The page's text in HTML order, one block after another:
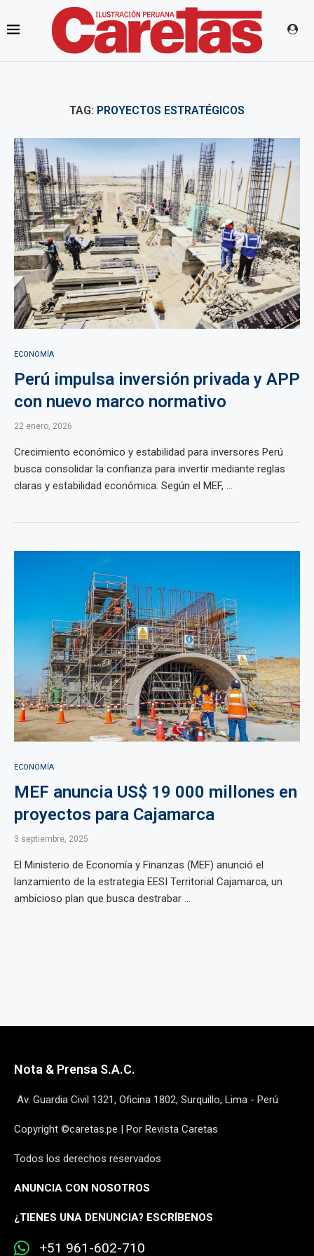
TAG: PROYECTOS ESTRATÉGICOS
ECONOMÍA
Perú impulsa inversión privada y APP
con nuevo marco normativo
22 enero, 2026
Crecimiento económico y estabilidad para inversores Perú
busca consolidar la confianza para invertir mediante reglas
claras y estabilidad económica. Según el MEF, ...
ECONOMÍA
MEF anuncia US$ 19 000 millones en
proyectos para Cajamarca
3 septiembre, 2025
El Ministerio de Economía y Finanzas (MEF) anunció el
lanzamiento de la estrategia EESI Territorial Cajamarca, un
ambicioso plan que busca destrabar ...
Nota & Prensa S.A.C.
Av. Guardia Civil 1321, Oficina 1802, Surquillo, Lima - Perú
Copyright ©caretas.pe | Por Revista Caretas
Todos los derechos reservados
ANUNCIA CON NOSOTROS
¿TIENES UNA DENUNCIA? ESCRÍBENOS
+51 961-602-710